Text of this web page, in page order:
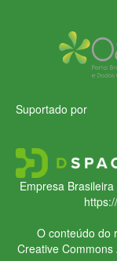
Suportado por
Empresa
O conteúdo do
Creative Commons